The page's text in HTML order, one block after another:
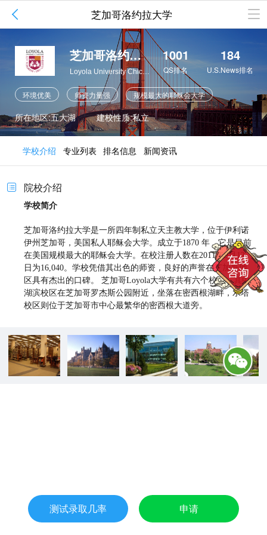
 芝加哥洛约拉大学
芝加哥洛约拉大学
Loyola University Chicago
1001
QS排名
184
U.S.News排名
环境优美 师资力量强
规模最大的耶稣会大学
基础设施完善
保健法专业知名 商业伦理专业著名
所在地区:五大湖 建校性质:私立
学校介绍 专业列表 排名信息 新闻资讯
 院校介绍
学校简介
芝加哥洛约拉大学是一所四年制私立天主教大学，位于伊利诺
伊州芝加哥，美国私人耶稣会大学。成立于1870 年，它是目前
在美国规模最大的耶稣会大学。在校注册人数在2011年9月12
日为16,040。学校凭借其出色的师资，良好的声誉在芝加哥地
区具有杰出的口碑。 芝加哥Loyola大学有共有六个校区，其中
湖滨校区在芝加哥罗杰斯公园附近，坐落在密西根湖畔，水塔
校区则位于芝加哥市中心最繁华的密西根大道旁。
测试录取几率 申请